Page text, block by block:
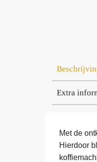
Extra
Met de
Hierdoor